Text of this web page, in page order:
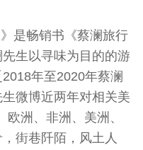
是畅销书《蔡澜旅行
生以寻味为目的的游
年至2020年蔡澜
微博近两年对相关美
洲、非洲、美洲、
街巷阡陌，风土人